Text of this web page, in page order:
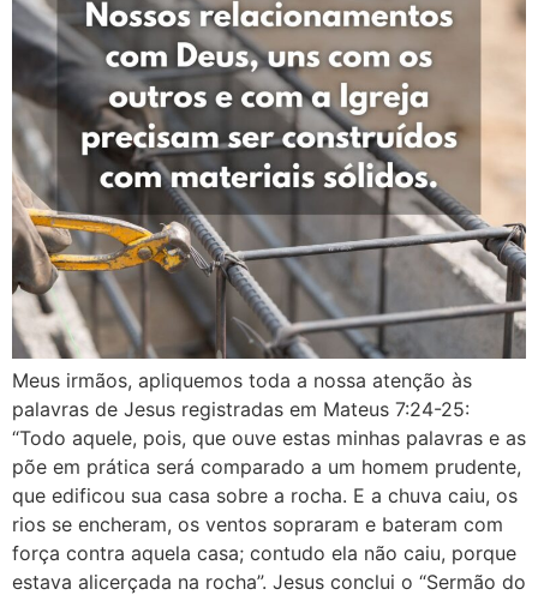
Meus irmãos, apliquemos toda a nossa atenção às
palavras de Jesus registradas em ‭‭Mateus‬ ‭7:24‭-‬25‬:
“Todo aquele, pois, que ouve estas minhas palavras e as
põe em prática será comparado a um homem prudente,
que edificou sua casa sobre a rocha. E a chuva caiu, os
rios se encheram, os ventos sopraram e bateram com
força contra aquela casa; contudo ela não caiu, porque
estava alicerçada na rocha”. Jesus conclui o “Sermão do